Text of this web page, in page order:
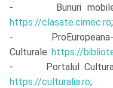
- Bunuri mobile
https://clasate.cimec.ro;
- ProEuropeana-
Culturale: https://
- Portalul Culturalia-
https://culturalia.ro;